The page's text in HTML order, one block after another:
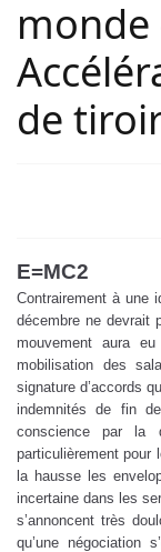
monde
de
E=MC2
Contrairement à une
décembre ne devrait
mouvement aura
mobilisation des
signature d’accords
indemnités de fin
conscience par la
particulièrement pour
la hausse les
incertaine dans les
s’annoncent très
qu’une négociation